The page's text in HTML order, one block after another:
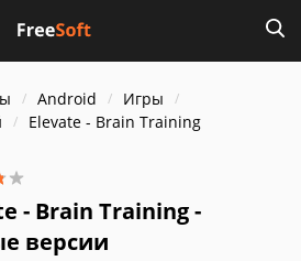
Android
Игры
Elevate - Brain Training
- Brain Training -
версии